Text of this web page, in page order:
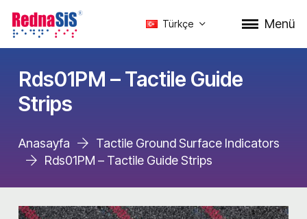
Türkçe Menü
Rds01PM – Tactile Guide
Strips
Anasayfa
Tactile Ground Surface Indicators
Rds01PM – Tactile Guide Strips